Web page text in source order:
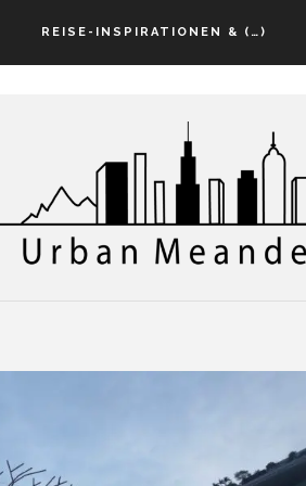
REISE-INSPIRATIONEN & (…)